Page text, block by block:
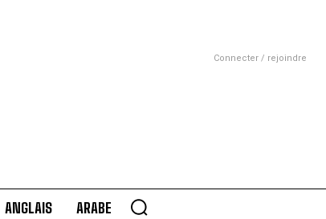
Connecter / rejoindre
ANGLAIS ARABE